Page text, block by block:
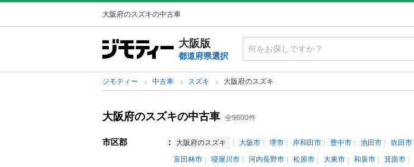
大阪府のスズキの中古車
大阪版
都道府県選択
ジモティー 中古車 スズキ 大阪府のスズキ
大阪府のスズキの中古車 全9600件
市区郡 ： 大阪府のスズキ 大阪市 堺市 岸和田市 豊中市 池田市 吹田市
富田林市
寝屋川市 河内長野市 松原市 大東市 和泉市 箕面市